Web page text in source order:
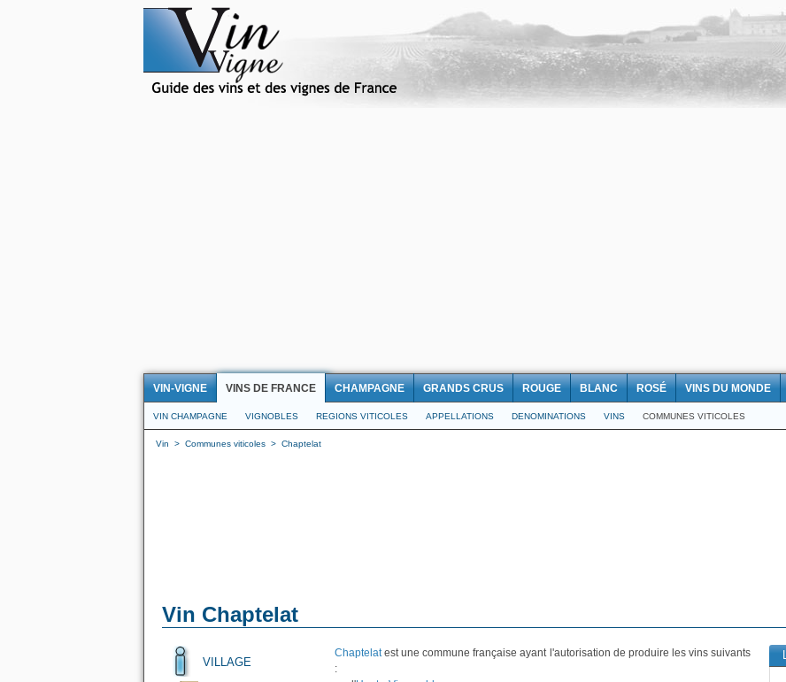
VIN-VIGNE VINS DE FRANCE CHAMPAGNE GRANDS CRUS ROUGE BLANC ROSÉ VINS DU MONDE
VIN CHAMPAGNE VIGNOBLES REGIONS VITICOLES APPELLATIONS DENOMINATIONS VINS COMMUNES VITICOLES
Vin > Communes viticoles > Chaptelat
Vin Chaptelat
VILLAGE
Chaptelatest une commune française ayant l'autorisation de produire les vins suivants
: